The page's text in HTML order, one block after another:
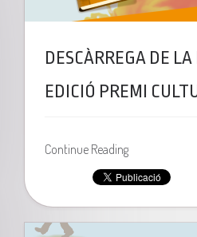
DESCÀRREGA DE
EDICIÓ PREMI
Continue Reading